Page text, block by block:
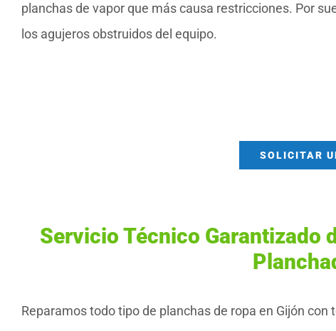
planchas de vapor que más causa restricciones. Por
los agujeros obstruidos del equipo.
SOLICITAR
Servicio Técnico Garantizado
Reparamos todo tipo de planchas de ropa en Gijón con